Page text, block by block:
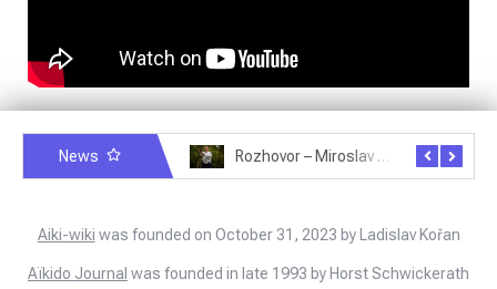
News Rozhovor – Miroslav Šmíd – 22.3.2025
Aiki-wiki was founded on October 31, 2023 by Ladislav Kořan
Aïkido Journal was founded in late 1993 by Horst Schwickerath